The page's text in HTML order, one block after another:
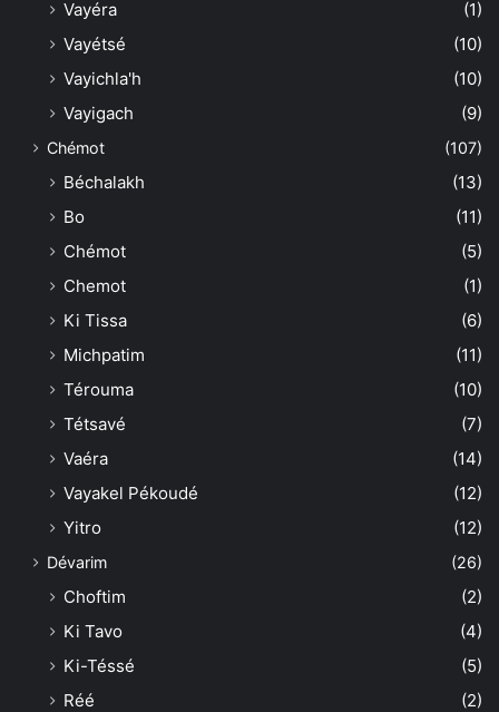
Vayéra
(1)
Vayétsé
(10)
Vayichla'h
(10)
Vayigach
(9)
Chémot (107)
Béchalakh
(13)
Bo
(11)
Chémot
(5)
Chemot
(1)
Ki Tissa
(6)
Michpatim
(11)
Térouma
(10)
Tétsavé
(7)
Vaéra
(14)
Vayakel Pékoudé
(12)
Yitro
(12)
Dévarim (26)
Choftim
(2)
Ki Tavo
(4)
Ki-Téssé
(5)
Réé
(2)